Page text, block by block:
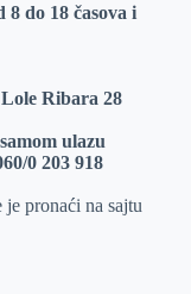
8 do 18 časova i
Ribara 28
ulazu
0 203 918
pronaći na sajtu